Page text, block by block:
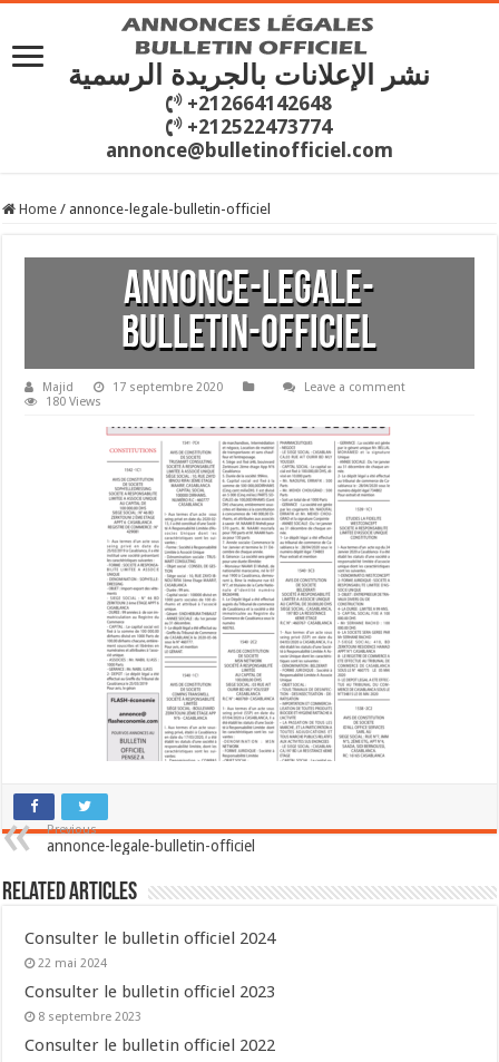
نشر الإعلانات بالجريدة الرسمية
+212664142648
+212522473774
annonce@bulletinofficiel.com
Home / annonce-legale-bulletin-officiel
annonce-legale-
bulletin-officiel
Majid 17 septembre 2020
Leave a comment
180 Views
Previous
annonce-legale-bulletin-officiel
Related Articles
Consulter le bulletin officiel 2024
22 mai 2024
Consulter le bulletin officiel 2023
8 septembre 2023
Consulter le bulletin officiel 2022